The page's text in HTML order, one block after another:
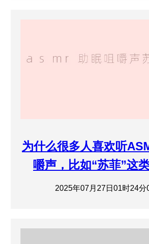
为什么很多人喜欢听
嚼声，比如“苏菲”这
2025年07月27日01时24分